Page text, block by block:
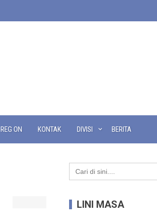
REG ON KONTAK DIVISI BERITA
Search
for:
LINI MASA